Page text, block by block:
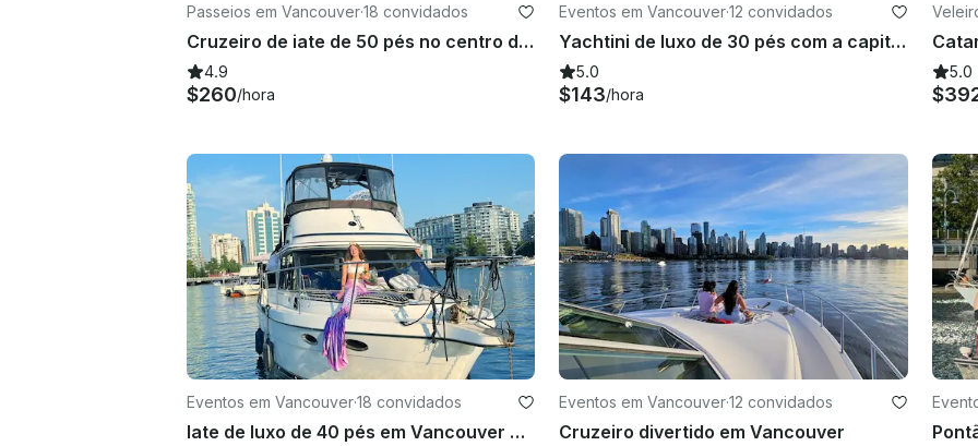
Passeios em Vancouver·18 convidados
Cruzeiro de iate de 50 pés no centro de Vancouver (18 pessoas)
4.9
$260/hora
Eventos em Vancouver·12 convidados
Yachtini de luxo de 30 pés com a capitã Orianna Lacey
5.0
$143/hora
5.0
Eventos em Vancouver·18 convidados
Iate de luxo de 40 pés em Vancouver com a capitã Orianna Lacey
Eventos em Vancouver·12 convidados
Cruzeiro divertido em Vancouver